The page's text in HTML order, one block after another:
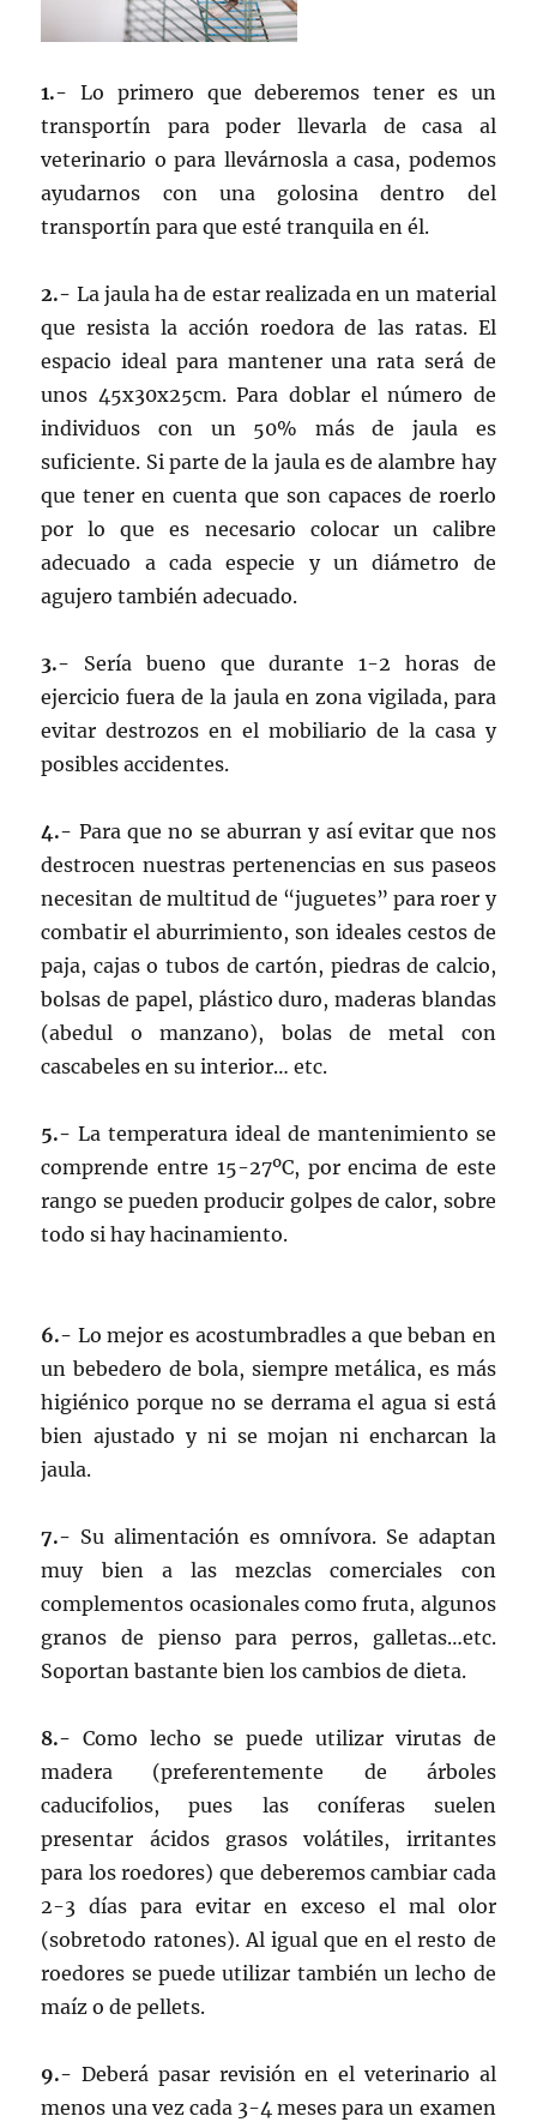
1.-Lo primero que deberemos tener es un
transportín para poder llevarla de casa al
veterinario o para llevárnosla a casa, podemos
ayudarnos con una golosina dentro del
transportín para que esté tranquila en él.
2.- La jaula ha de estar realizada en un material
que resista la acción roedora de las ratas. El
espacio ideal para mantener una rata será de
unos 45x30x25cm. Para doblar el número de
individuos con un 50% más de jaula es
suficiente. Si parte de la jaula es de alambre hay
que tener en cuenta que son capaces de roerlo
por lo que es necesario colocar un calibre
adecuado a cada especie y un diámetro de
agujero también adecuado.
3.- Sería bueno que durante 1-2 horas de
ejercicio fuera de la jaula en zona vigilada, para
evitar destrozos en el mobiliario de la casa y
posibles accidentes.
4.- Para que no se aburran y así evitar que nos
destrocen nuestras pertenencias en sus paseos
necesitan de multitud de “juguetes” para roer y
combatir el aburrimiento, son ideales cestos de
paja, cajas o tubos de cartón, piedras de calcio,
bolsas de papel, plástico duro, maderas blandas
(abedul o manzano), bolas de metal con
cascabeles en su interior… etc.
5.-La temperatura ideal de mantenimiento se
comprende entre 15-27ºC, por encima de este
rango se pueden producir golpes de calor, sobre
todo si hay hacinamiento.
6.- Lo mejor es acostumbradles a que beban en
un bebedero de bola, siempre metálica, es más
higiénico porque no se derrama el agua si está
bien ajustado y ni se mojan ni encharcan la
jaula.
7.- Su alimentación es omnívora. Se adaptan
muy bien a las mezclas comerciales con
complementos ocasionales como fruta, algunos
granos de pienso para perros, galletas…etc.
Soportan bastante bien los cambios de dieta.
8.-Como lecho se puede utilizar virutas de
madera (preferentemente de árboles
caducifolios, pues las coníferas suelen
presentar ácidos grasos volátiles, irritantes
para los roedores) que deberemos cambiar cada
2-3 días para evitar en exceso el mal olor
(sobretodo ratones). Al igual que en el resto de
roedores se puede utilizar también un lecho de
maíz o de pellets.
9.-Deberá pasar revisión en el veterinario al
menos una vez cada 3-4 meses para un examen